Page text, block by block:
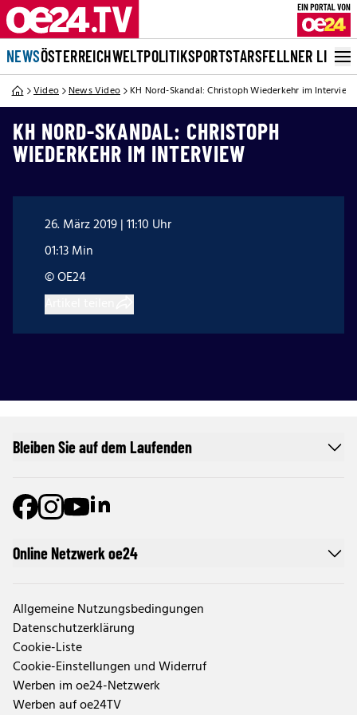
NEWSÖSTERREICHWELTPOLITIKSPORTSTARSFELLNER LIVE
Video News Video KH Nord-Skandal: Christoph Wiederkehr im Interview
KH NORD-SKANDAL: CHRISTOPH
WIEDERKEHR IM INTERVIEW
26. März 2019 | 11:10 Uhr
01:13 Min
© OE24
Online Netzwerk oe24
Allgemeine Nutzungsbedingungen
Datenschutzerklärung
Cookie-Liste
Cookie-Einstellungen und Widerruf
Werben im oe24-Netzwerk
Werben auf oe24TV
Bleiben Sie auf dem Laufenden